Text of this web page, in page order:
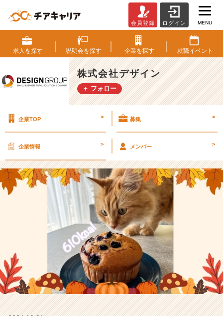
方
な
い
よ
ね、
食
だ
【株
式
会
イ
ン
の
タ
イ
ム
ラ
会員登録 ログイン MENU
求人を探す 説明会を探す 企業を探す 就職イベント
株式会社デザイン
＋ フォロー
企業TOP > 募集 >
企業情報 > メンバー >